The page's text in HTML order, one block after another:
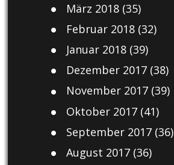
März 2018(35)
Februar 2018(32)
Januar 2018(39)
Dezember 2017(38)
November 2017(39)
Oktober 2017(41)
September 2017(36)
August 2017(36)